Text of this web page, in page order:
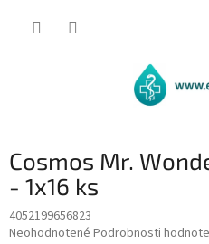
Cosmos Mr.
- 1x16 ks
4052199656823
Priemerné
Neohodnotené Podrobnosti